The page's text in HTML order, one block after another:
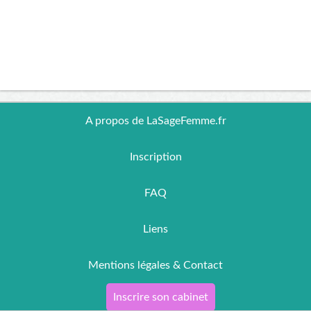
A propos de LaSageFemme.fr
Inscription
FAQ
Liens
Mentions légales & Contact
Inscrire son cabinet